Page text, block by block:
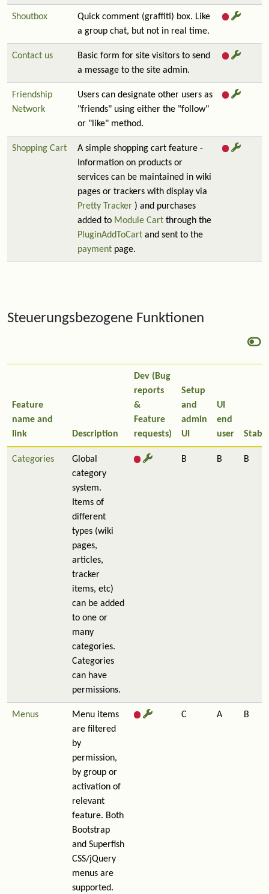
Shoutbox
Quick comment (graffiti) box. Like
a group chat, but not in real time.
Contact us
Basic form for site visitors to send
a message to the site admin.
Friendship
Network
Users can designate other users as
"friends" using either the "follow"
or "like" method.
Shopping Cart
A simple shopping cart feature -
Information on products or
services can be maintained in wiki
pages or trackers with display via
Pretty Tracker ) and purchases
added to Module Cart through the
PluginAddToCart and sent to the
payment page.
Steuerungsbezogene Funktionen
Feature
name and
link
Description
Dev (Bug
reports
&
Feature
requests)
Setup
and
admin
UI
UI
end
user
Categories
Global
category
system.
Items of
different
types (wiki
pages,
articles,
tracker
items, etc)
can be added
to one or
many
categories.
Categories
can have
permissions.
B B B
Menus
Menu items
are filtered
by
permission,
by group or
activation of
relevant
feature. Both
Bootstrap
and Superfish
CSS/jQuery
menus are
supported.
C A B